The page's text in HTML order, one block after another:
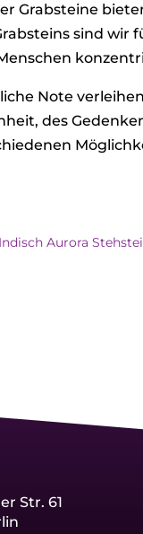
Grabsteine
sind wir
Note
des
Indisch Aurora
Str. 61